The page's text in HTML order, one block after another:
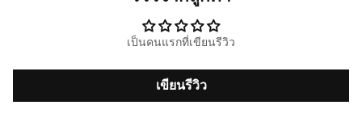
เป็นคนแรกที่เขียนรีวิว
เขียนรีวิว